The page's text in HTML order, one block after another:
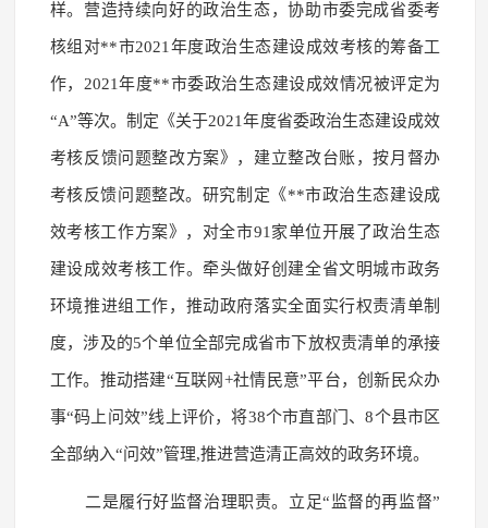
样。营造持续向好的政治生态，协助市委完成省委考
核组对**市2021年度政治生态建设成效考核的筹备工
作，2021年度**市委政治生态建设成效情况被评定为
“A”等次。制定《关于2021年度省委政治生态建设成效
考核反馈问题整改方案》，建立整改台账，按月督办
考核反馈问题整改。研究制定《**市政治生态建设成
效考核工作方案》，对全市91家单位开展了政治生态
建设成效考核工作。牵头做好创建全省文明城市政务
环境推进组工作，推动政府落实全面实行权责清单制
度，涉及的5个单位全部完成省市下放权责清单的承接
工作。推动搭建“互联网+社情民意”平台，创新民众办
事“码上问效”线上评价，将38个市直部门、8个县市区
全部纳入“问效”管理,推进营造清正高效的政务环境。
二是履行好监督治理职责。立足“监督的再监督”